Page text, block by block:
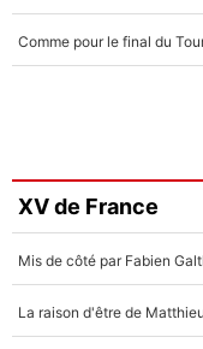
XV de France